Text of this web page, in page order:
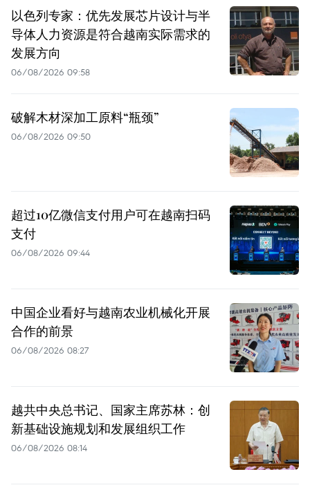
以色列专家：优先发展芯片设计与半
导体人力资源是符合越南实际需求的
发展方向
06/08/2026 09:58
破解木材深加工原料“瓶颈”
06/08/2026 09:50
超过10亿微信支付用户可在越南扫码
支付
06/08/2026 09:44
中国企业看好与越南农业机械化开展
合作的前景
06/08/2026 08:27
越共中央总书记、国家主席苏林：创
新基础设施规划和发展组织工作
06/08/2026 08:14